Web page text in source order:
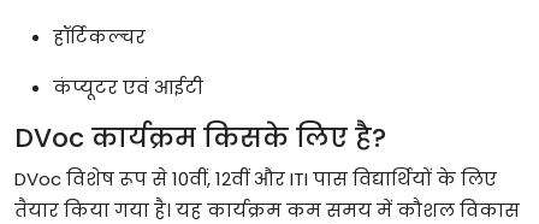
हॉर्टिकल्चर
कंप्यूटरएवंआईटी
DVocकार्यक्रमकिसकेलिएहै?
DVocविशेषरूपसे10वीं, 12वींऔरITIपासविद्यार्थियोंकेलिए
तैयारकियागयाहै।यहकार्यक्रमकमसमयमेंकौशलविकास